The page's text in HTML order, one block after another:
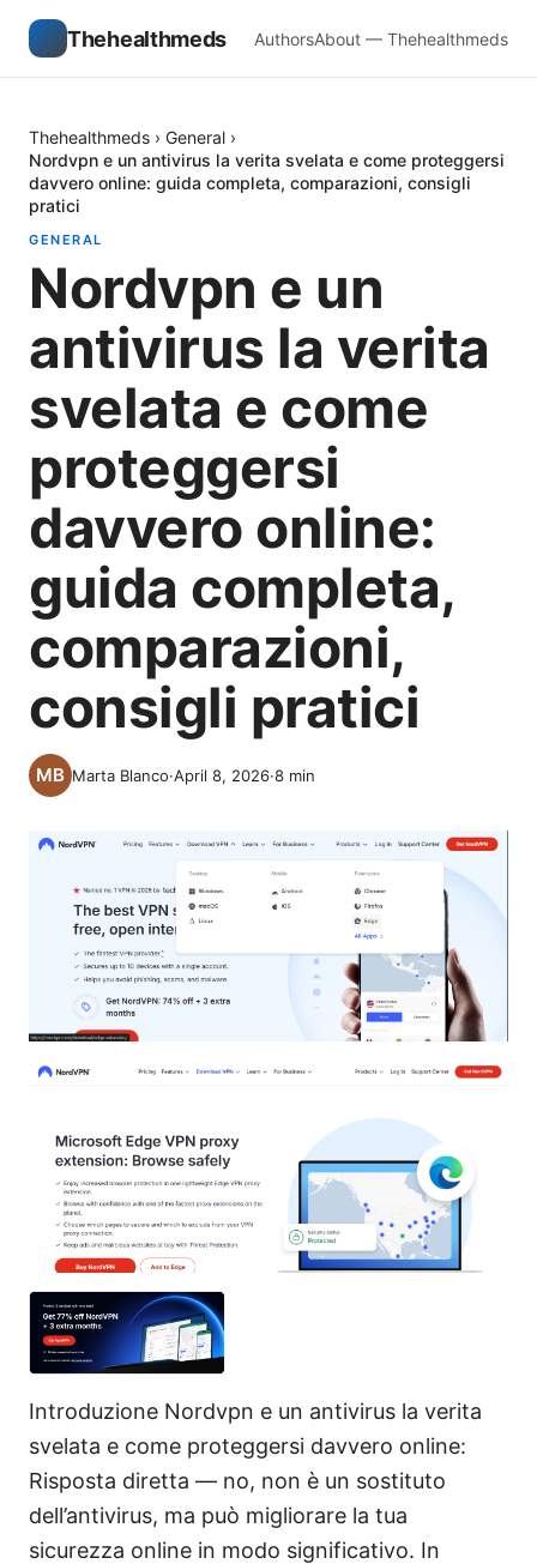
Thehealthmeds AuthorsAbout — Thehealthmeds
Thehealthmeds › General ›
Nordvpn e un antivirus la verita svelata e come proteggersi
davvero online: guida completa, comparazioni, consigli
pratici
GENERAL
Nordvpn e un
antivirus la verita
svelata e come
proteggersi
davvero online:
guida completa,
comparazioni,
consigli pratici
Marta Blanco·April 8, 2026·8 min
Introduzione Nordvpn e un antivirus la verita
svelata e come proteggersi davvero online:
Risposta diretta — no, non è un sostituto
dell’antivirus, ma può migliorare la tua
sicurezza online in modo significativo. In